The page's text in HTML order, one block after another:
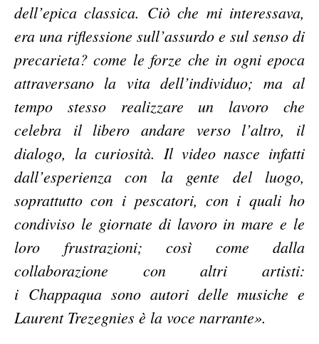
dell’epica classica. Ciò che mi interessava,
era una riflessione sull’assurdo e sul senso di
precarieta? come le forze che in ogni epoca
attraversano la vita dell’individuo; ma al
tempo stesso realizzare un lavoro che
celebra il libero andare verso l’altro, il
dialogo, la curiosità. Il video nasce infatti
dall’esperienza con la gente del luogo,
soprattutto con i pescatori, con i quali ho
condiviso le giornate di lavoro in mare e le
loro frustrazioni; così come dalla
collaborazione con altri artisti:
i Chappaqua sono autori delle musiche e
Laurent Trezegnies è la voce narrante».